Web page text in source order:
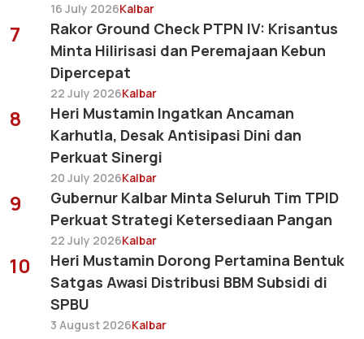
16 July 2026Kalbar
7
Rakor Ground Check PTPN IV: Krisantus
Minta Hilirisasi dan Peremajaan Kebun
Dipercepat
22 July 2026Kalbar
8
Heri Mustamin Ingatkan Ancaman
Karhutla, Desak Antisipasi Dini dan
Perkuat Sinergi
20 July 2026Kalbar
9
Gubernur Kalbar Minta Seluruh Tim TPID
Perkuat Strategi Ketersediaan Pangan
22 July 2026Kalbar
10
Heri Mustamin Dorong Pertamina Bentuk
Satgas Awasi Distribusi BBM Subsidi di
SPBU
3 August 2026Kalbar